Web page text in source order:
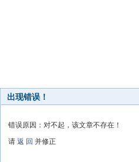
出现错误！
错误原因：对不起，该文章不存在！
请 返 回 并修正